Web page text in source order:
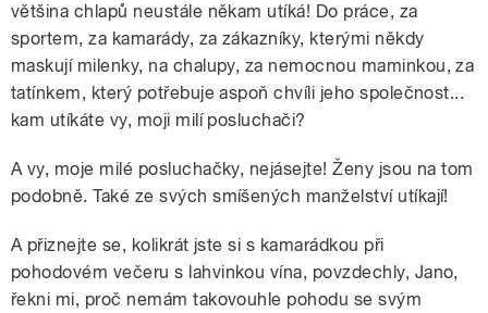
většina chlapů neustále někam utíká! Do práce, za
sportem, za kamarády, za zákazníky, kterými někdy
maskují milenky, na chalupy, za nemocnou maminkou, za
tatínkem, který potřebuje aspoň chvíli jeho společnost...
kam utíkáte vy, moji milí posluchači?
A vy, moje milé posluchačky, nejásejte! Ženy jsou na tom
podobně. Také ze svých smíšených manželství utíkají!
A přiznejte se, kolikrát jste si s kamarádkou při
pohodovém večeru s lahvinkou vína, povzdechly, Jano,
řekni mi, proč nemám takovouhle pohodu se svým